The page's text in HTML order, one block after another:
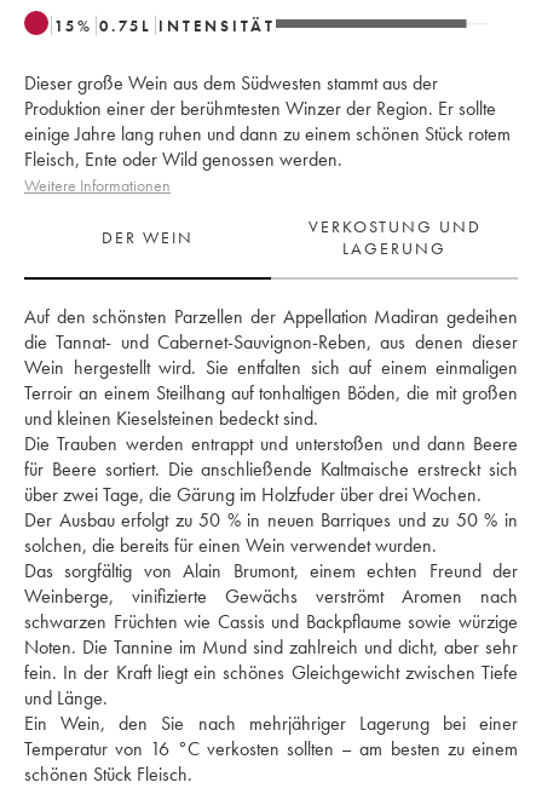
15% 0.75 L INTENSITÄT
Dieser große Wein aus dem Südwesten stammt aus der
Produktion einer der berühmtesten Winzer der Region. Er sollte
einige Jahre lang ruhen und dann zu einem schönen Stück rotem
Fleisch, Ente oder Wild genossen werden.
Weitere Informationen
DER WEIN
VERKOSTUNG UND
LAGERUNG
Auf den schönsten Parzellen der Appellation Madiran gedeihen
die Tannat- und Cabernet-Sauvignon-Reben, aus denen dieser
Wein hergestellt wird. Sie entfalten sich auf einem einmaligen
Terroir an einem Steilhang auf tonhaltigen Böden, die mit großen
und kleinen Kieselsteinen bedeckt sind.
Die Trauben werden entrappt und unterstoßen und dann Beere
für Beere sortiert. Die anschließende Kaltmaische erstreckt sich
über zwei Tage, die Gärung im Holzfuder über drei Wochen.
Der Ausbau erfolgt zu 50 % in neuen Barriques und zu 50 % in
solchen, die bereits für einen Wein verwendet wurden.
Das sorgfältig von Alain Brumont, einem echten Freund der
Weinberge, vinifizierte Gewächs verströmt Aromen nach
schwarzen Früchten wie Cassis und Backpflaume sowie würzige
Noten. Die Tannine im Mund sind zahlreich und dicht, aber sehr
fein. In der Kraft liegt ein schönes Gleichgewicht zwischen Tiefe
und Länge.
Ein Wein, den Sie nach mehrjähriger Lagerung bei einer
Temperatur von 16 °C verkosten sollten – am besten zu einem
schönen Stück Fleisch.